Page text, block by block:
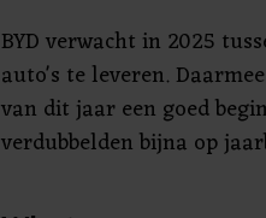
BYD verwacht in 2025
auto's te leveren.
van dit jaar een goed
verdubbelden bijna op